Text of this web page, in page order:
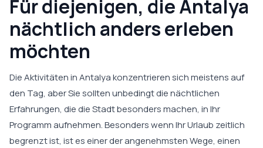
Für diejenigen, die Antalya
nächtlich anders erleben
möchten
Die Aktivitäten in Antalya konzentrieren sich meistens auf
den Tag, aber Sie sollten unbedingt die nächtlichen
Erfahrungen, die die Stadt besonders machen, in Ihr
Programm aufnehmen. Besonders wenn Ihr Urlaub zeitlich
begrenzt ist, ist es einer der angenehmsten Wege, einen